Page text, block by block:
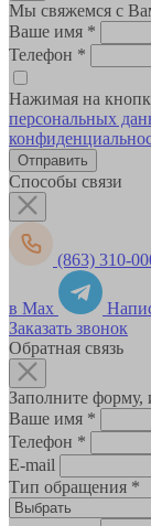
Мы свяжемся с
Ваше имя *
Телефон *
Нажимая на
персональных
Способы связи
(863) 310-
в Max
Заказать звонок
Обратная связь
Заполните
Ваше имя *
Телефон *
E-mail
Тип обращения *